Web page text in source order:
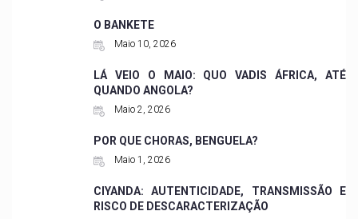
O BANKETE
Maio 10, 2026
LÁ VEIO O MAIO: QUO VADIS ÁFRICA, ATÉ
QUANDO ANGOLA?
Maio 2, 2026
POR QUE CHORAS, BENGUELA?
Maio 1, 2026
CIYANDA: AUTENTICIDADE, TRANSMISSÃO E
RISCO DE DESCARACTERIZAÇÃO